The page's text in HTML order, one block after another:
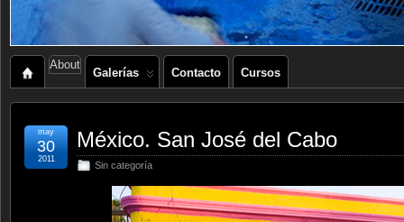
About
Galerías Contacto Cursos
México. San José del Cabo
Sin categoría
may
30
2011